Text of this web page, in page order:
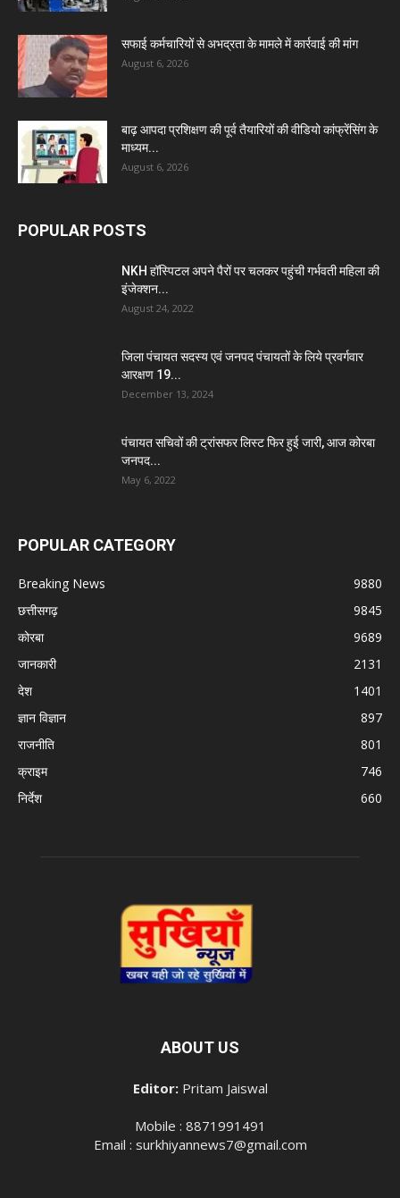
सफाई कर्मचारियों से अभद्रता के मामले में कार्रवाई की मांग
August 6, 2026
बाढ़ आपदा प्रशिक्षण की पूर्व तैयारियों की वीडियो कांफ्रेंसिंग के
माध्यम...
August 6, 2026
POPULAR POSTS
NKH हॉस्पिटल अपने पैरों पर चलकर पहुंची गर्भवती महिला की
इंजेक्शन...
August 24, 2022
जिला पंचायत सदस्य एवं जनपद पंचायतों के लिये प्रवर्गवार
आरक्षण 19...
December 13, 2024
पंचायत सचिवों की ट्रांसफर लिस्ट फिर हुई जारी, आज कोरबा
जनपद...
May 6, 2022
POPULAR CATEGORY
Breaking News
9880
छत्तीसगढ़
9845
कोरबा
9689
जानकारी
2131
देश
1401
ज्ञान विज्ञान
897
राजनीति
801
क्राइम
746
निर्देश
660
ABOUT US
Editor:Pritam Jaiswal
Mobile : 8871991491
Email : surkhiyannews7@gmail.com